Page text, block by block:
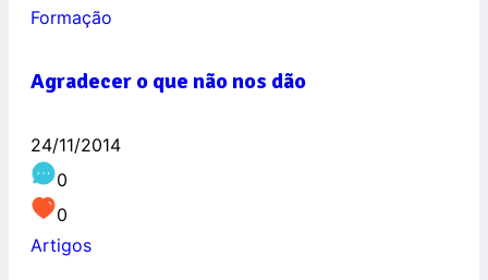
Formação
Agradecer o que não nos dão
24/11/2014
0
0
Artigos